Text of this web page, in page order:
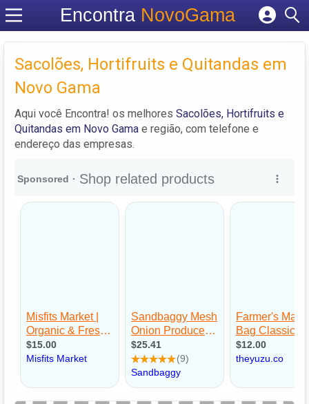
Encontra NovoGama
Cadastrar empresa
Criar conta
Sacolões, Hortifruits e Quitandas em
Novo Gama
Aqui você Encontra! os melhores Sacolões, Hortifruits e
Quitandas em Novo Gama e região, com telefone e
endereço das empresas.